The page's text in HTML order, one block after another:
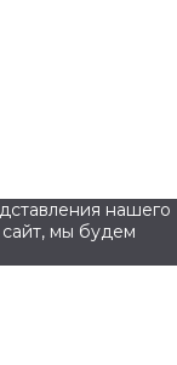
нашего
мы будем